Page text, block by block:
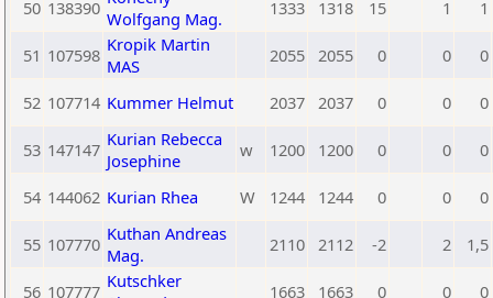
50 138390 Wolfgang Mag.
1333 1318 15 1 1
51 107598 Kropik Martin
MAS
2055 2055 0 0 0
52 107714 Kummer Helmut 2037 2037 0 0 0
53 147147 Kurian Rebecca
Josephine
w 1200 1200 0 0 0
54 144062 Kurian Rhea W 1244 1244 0 0 0
55 107770 Kuthan Andreas
Mag.
2110 2112 -2 2 1,5
56 107777 Kutschker
1663 1663 0 0 0